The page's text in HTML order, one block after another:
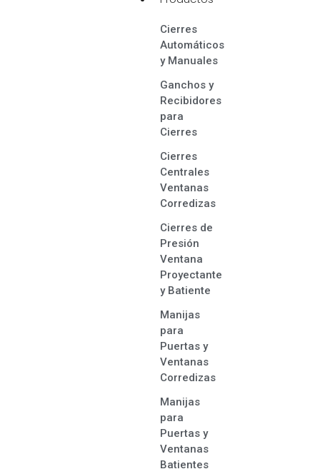
Cierres
Automáticos
y Manuales
Ganchos y
Recibidores
para
Cierres
Cierres
Centrales
Ventanas
Corredizas
Cierres de
Presión
Ventana
Proyectante
y Batiente
Manijas
para
Puertas y
Ventanas
Corredizas
Manijas
para
Puertas y
Ventanas
Batientes